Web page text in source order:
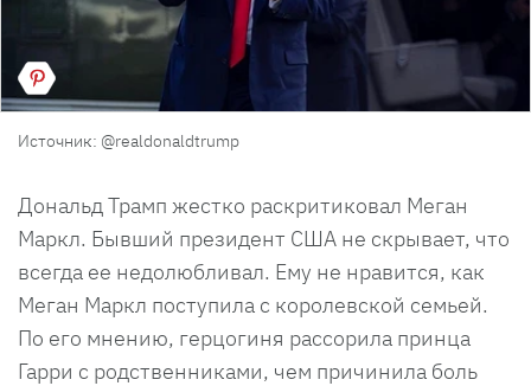
Источник: @realdonaldtrump
Дональд Трамп жестко раскритиковал Меган
Маркл. Бывший президент США не скрывает, что
всегда ее недолюбливал. Ему не нравится, как
Меган Маркл поступила с королевской семьей.
По его мнению, герцогиня рассорила принца
Гарри с родственниками, чем причинила боль